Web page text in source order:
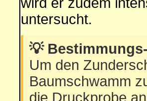
untersucht.
💡
Um den
Baumschwamm
die Druckprobe